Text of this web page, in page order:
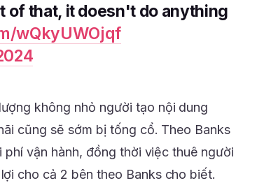
of that, it doesn't do anything
wQkyUWOjqf
không nhỏ người tạo nội dung
cũng sẽ sớm bị tống cổ. Theo Banks
vận hành, đồng thời việc thuê người
cho cả 2 bên theo Banks cho biết.